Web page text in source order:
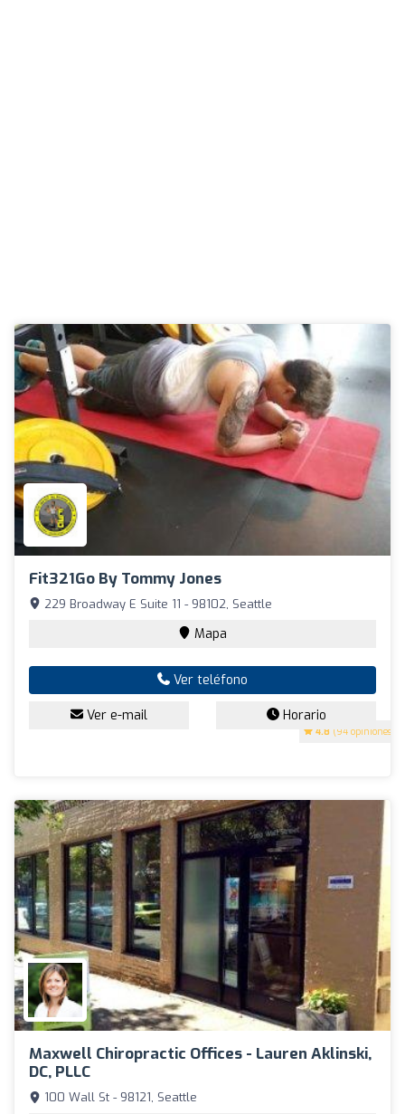
Fit321Go By Tommy Jones
4.8 (94 opiniones)
229 Broadway E Suite 11 - 98102, Seattle
Mapa
Ver teléfono
Ver e-mail Horario
Maxwell Chiropractic Offices - Lauren Aklinski,
DC, PLLC
100 Wall St - 98121, Seattle